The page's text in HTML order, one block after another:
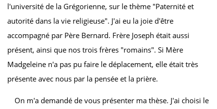
l'université de la Grégorienne, sur le thème "Paternité et
autorité dans la vie religieuse". J'ai eu la joie d'être
accompagné par Père Bernard. Frère Joseph était aussi
présent, ainsi que nos trois frères "romains". Si Mère
Madgeleine n'a pas pu faire le déplacement, elle était très
présente avec nous par la pensée et la prière.
On m'a demandé de vous présenter ma thèse. J'ai choisi le